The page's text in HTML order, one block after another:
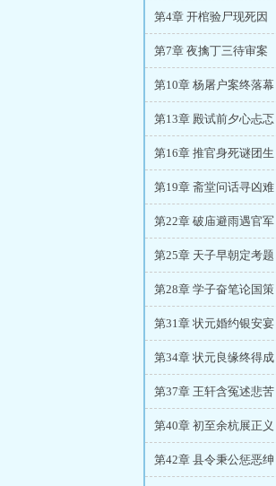
第4章 开棺验尸现死因
第7章 夜擒丁三待审案
第10章 杨屠户案终落幕
第13章 殿试前夕心忐忑
第16章 推官身死谜团生
第19章 斋堂问话寻凶难
第22章 破庙避雨遇官军
第25章 天子早朝定考题
第28章 学子奋笔论国策
第31章 状元婚约银安宴
第34章 状元良缘终得成
第37章 王轩含冤述悲苦
第40章 初至余杭展正义
第42章 县令秉公惩恶绅